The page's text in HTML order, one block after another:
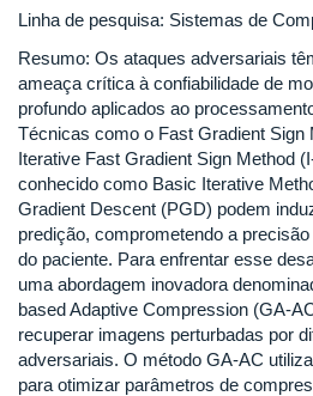
Linha de pesquisa: Sistemas de
Resumo: Os ataques adversariais
ameaça crítica à confiabilidade de
profundo aplicados ao
Técnicas como o Fast Gradient Sign
Iterative Fast Gradient Sign Method
conhecido como Basic Iterative
Gradient Descent (PGD) podem
predição, comprometendo a
do paciente. Para enfrentar esse
uma abordagem inovadora
based Adaptive Compression (GA-
recuperar imagens perturbadas por
adversariais. O método GA-AC
para otimizar parâmetros de